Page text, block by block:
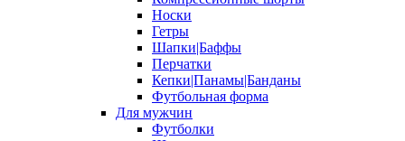
Носки
Гетры
Шапки|Баффы
Перчатки
Кепки|Панамы|Банданы
Футбольная форма
Для мужчин
Футболки